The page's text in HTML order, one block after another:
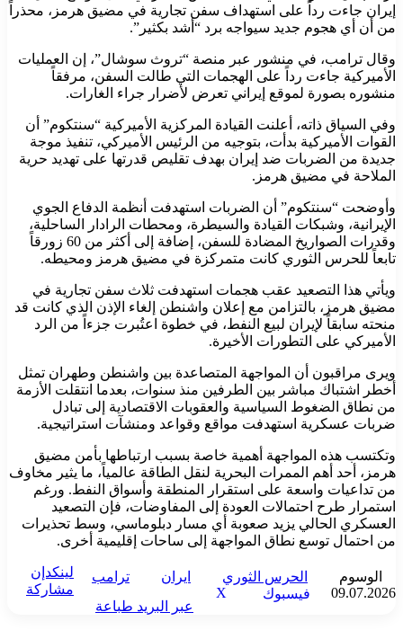
إيران جاءت رداً على استهداف سفن تجارية في مضيق هرمز، محذراً
من أن أي هجوم جديد سيواجه برد “أشد بكثير”.
وقال ترامب، في منشور عبر منصة “تروث سوشال”، إن العمليات
الأميركية جاءت رداً على الهجمات التي طالت السفن، مرفقاً
منشوره بصورة لموقع إيراني تعرض لأضرار جراء الغارات.
وفي السياق ذاته، أعلنت القيادة المركزية الأميركية “سنتكوم” أن
القوات الأميركية بدأت، بتوجيه من الرئيس الأميركي، تنفيذ موجة
جديدة من الضربات ضد إيران بهدف تقليص قدرتها على تهديد حرية
الملاحة في مضيق هرمز.
وأوضحت “سنتكوم” أن الضربات استهدفت أنظمة الدفاع الجوي
الإيرانية، وشبكات القيادة والسيطرة، ومحطات الرادار الساحلية،
وقدرات الصواريخ المضادة للسفن، إضافة إلى أكثر من 60 زورقاً
تابعاً للحرس الثوري كانت متمركزة في مضيق هرمز ومحيطه.
ويأتي هذا التصعيد عقب هجمات استهدفت ثلاث سفن تجارية في
مضيق هرمز، بالتزامن مع إعلان واشنطن إلغاء الإذن الذي كانت قد
منحته سابقاً لإيران لبيع النفط، في خطوة اعتُبرت جزءاً من الرد
الأميركي على التطورات الأخيرة.
ويرى مراقبون أن المواجهة المتصاعدة بين واشنطن وطهران تمثل
أخطر اشتباك مباشر بين الطرفين منذ سنوات، بعدما انتقلت الأزمة
من نطاق الضغوط السياسية والعقوبات الاقتصادية إلى تبادل
ضربات عسكرية استهدفت مواقع وقواعد ومنشآت استراتيجية.
وتكتسب هذه المواجهة أهمية خاصة بسبب ارتباطها بأمن مضيق
هرمز، أحد أهم الممرات البحرية لنقل الطاقة عالمياً، ما يثير مخاوف
من تداعيات واسعة على استقرار المنطقة وأسواق النفط. ورغم
استمرار طرح احتمالات العودة إلى المفاوضات، فإن التصعيد
العسكري الحالي يزيد صعوبة أي مسار دبلوماسي، وسط تحذيرات
من احتمال توسع نطاق المواجهة إلى ساحات إقليمية أخرى.
الوسوم الحرس الثوري ايران
ترامب
09.07.2026
فيسبوك ‫X
لينكدإن
مشاركة
عبر البريد طباعة